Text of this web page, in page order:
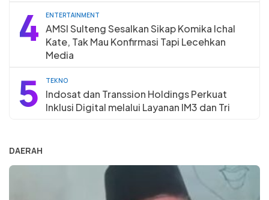
4 ENTERTAINMENT
AMSI Sulteng Sesalkan Sikap Komika Ichal
Kate, Tak Mau Konfirmasi Tapi Lecehkan
Media
5 TEKNO
Indosat dan Transsion Holdings Perkuat
Inklusi Digital melalui Layanan IM3 dan Tri
DAERAH